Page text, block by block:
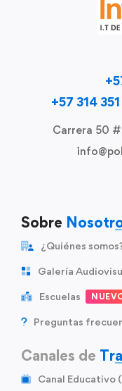
+57 314
Carrera 50
Sobre
¿Quiénes
Galería
Escuelas
Preguntas
Canales de
Canal Educativo